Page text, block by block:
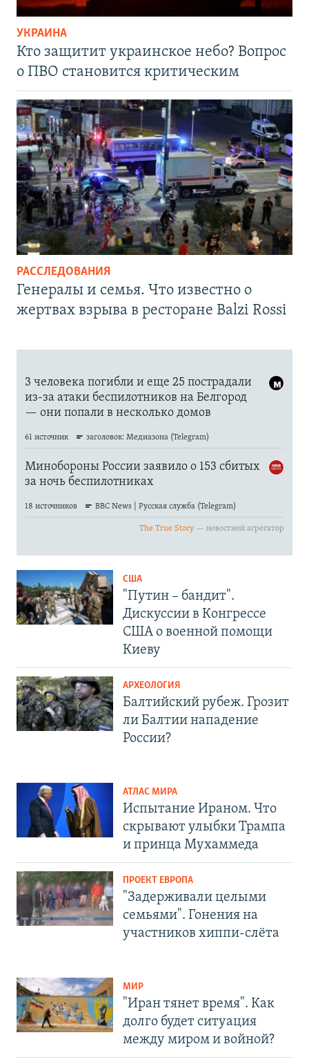
УКРАИНА
Кто защитит украинское небо? Вопрос
о ПВО становится критическим
РАССЛЕДОВАНИЯ
Генералы и семья. Что известно о
жертвах взрыва в ресторане Balzi Rossi
США
"Путин – бандит".
Дискуссии в Конгрессе
США о военной помощи
Киеву
АРХЕОЛОГИЯ
Балтийский рубеж. Грозит
ли Балтии нападение
России?
АТЛАС МИРА
Испытание Ираном. Что
скрывают улыбки Трампа
и принца Мухаммеда
ПРОЕКТ ЕВРОПА
"Задерживали целыми
семьями". Гонения на
участников хиппи-слёта
МИР
"Иран тянет время". Как
долго будет ситуация
между миром и войной?